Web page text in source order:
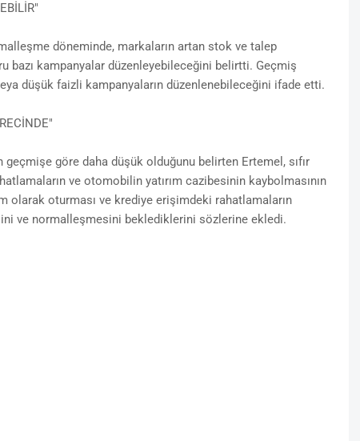
döneminde, markaların artan stok ve talep
bazı kampanyalar düzenleyebileceğini belirtti. Geçmiş
düşük faizli kampanyaların düzenlenebileceğini ifade etti.
göre daha düşük olduğunu belirten Ertemel, sıfır
ve otomobilin yatırım cazibesinin kaybolmasının
olarak oturması ve krediye erişimdeki rahatlamaların
ve normalleşmesini beklediklerini sözlerine ekledi.